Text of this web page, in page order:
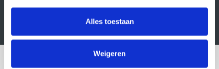
Alles toestaan
Weigeren